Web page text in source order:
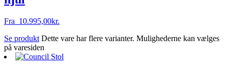
Fra 10.995,00kr.
Se produkt Dette vare har flere varianter. Mulighederne kan vælges
på varesiden